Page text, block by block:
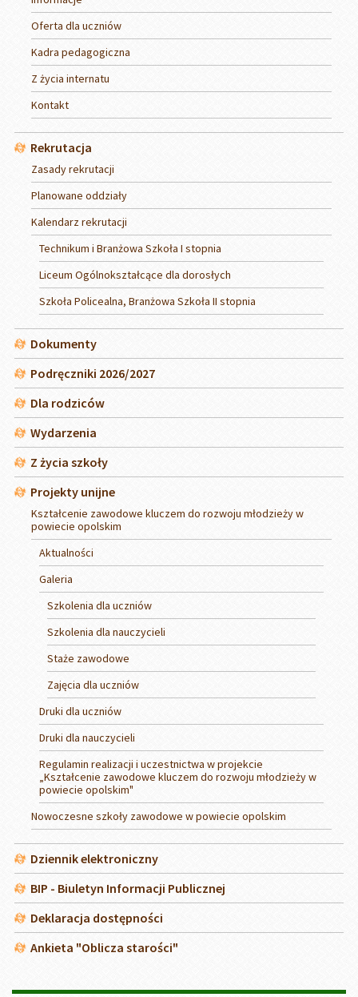
Oferta dla uczniów
Kadra pedagogiczna
Z życia internatu
Kontakt
Rekrutacja
Zasady rekrutacji
Planowane oddziały
Kalendarz rekrutacji
Technikum i Branżowa Szkoła I stopnia
Liceum Ogólnokształcące dla dorosłych
Szkoła Policealna, Branżowa Szkoła II stopnia
Dokumenty
Podręczniki 2026/2027
Dla rodziców
Wydarzenia
Z życia szkoły
Projekty unijne
Kształcenie zawodowe kluczem do rozwoju młodzieży w
powiecie opolskim
Aktualności
Galeria
Szkolenia dla uczniów
Szkolenia dla nauczycieli
Staże zawodowe
Zajęcia dla uczniów
Druki dla uczniów
Druki dla nauczycieli
Regulamin realizacji i uczestnictwa w projekcie
„Kształcenie zawodowe kluczem do rozwoju młodzieży w
powiecie opolskim"
Nowoczesne szkoły zawodowe w powiecie opolskim
Dziennik elektroniczny
BIP - Biuletyn Informacji Publicznej
Deklaracja dostępności
Ankieta "Oblicza starości"